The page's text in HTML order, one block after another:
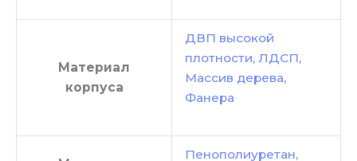
Материал
корпуса
ДВП высокой
плотности, ЛДСП,
Массив дерева,
Фанера
Пенополиуретан,